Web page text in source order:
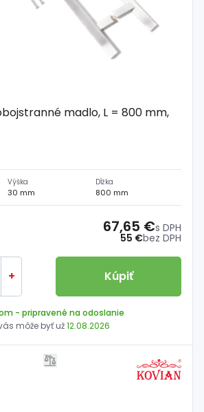
madlo, L = 800 mm,
Výška
30 mm
Dĺžka
800 mm
55 €bez DPH
67,65 €s DPH
+ Kúpiť
- pripravené na odoslanie
môže byť už12.08.2026